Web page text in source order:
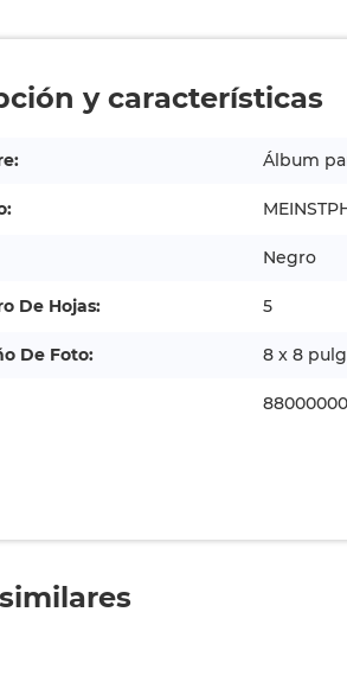
y características
Álbum
Negro
De Hojas: 5
De Foto: 8 x 8